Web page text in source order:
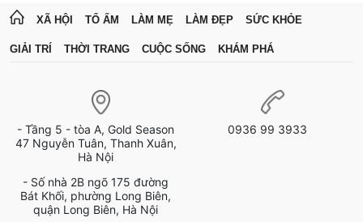
XÃ HỘI TỔ ẤM LÀM MẸ LÀM ĐẸP SỨC KHỎE
GIẢI TRÍ THỜI TRANG CUỘC SỐNG KHÁM PHÁ
- Tầng 5 - tòa A, Gold Season
47 Nguyễn Tuân, Thanh Xuân,
Hà Nội
- Số nhà 2B ngõ 175 đường
Bát Khối, phường Long Biên,
quận Long Biên, Hà Nội
0936 99 3933